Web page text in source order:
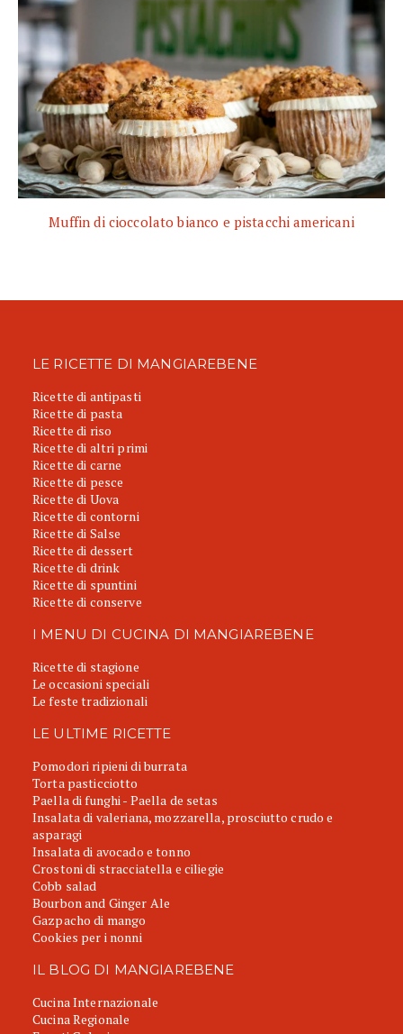
Muffin di cioccolato bianco e pistacchi americani
LE RICETTE DI MANGIAREBENE
Ricette di antipasti
Ricette di pasta
Ricette di riso
Ricette di altri primi
Ricette di carne
Ricette di pesce
Ricette di Uova
Ricette di contorni
Ricette di Salse
Ricette di dessert
Ricette di drink
Ricette di spuntini
Ricette di conserve
I MENU DI CUCINA DI MANGIAREBENE
Ricette di stagione
Le occasioni speciali
Le feste tradizionali
LE ULTIME RICETTE
Pomodori ripieni di burrata
Torta pasticciotto
Paella di funghi - Paella de setas
Insalata di valeriana, mozzarella, prosciutto crudo e
asparagi
Insalata di avocado e tonno
Crostoni di stracciatella e ciliegie
Cobb salad
Bourbon and Ginger Ale
Gazpacho di mango
Cookies per i nonni
IL BLOG DI MANGIAREBENE
Cucina Internazionale
Cucina Regionale